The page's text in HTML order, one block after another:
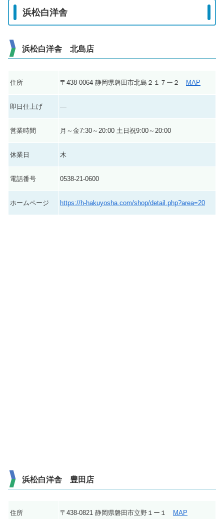
浜松白洋舎
浜松白洋舎 北島店
住所 〒438-0064 静岡県磐田市北島２１７ー２ MAP
即日仕上げ ―
営業時間 月～金7:30～20:00 土日祝9:00～20:00
休業日 木
電話番号 0538-21-0600
ホームページ https://h-hakuyosha.com/shop/detail.php?area=20
浜松白洋舎 豊田店
住所 〒438-0821 静岡県磐田市立野１ー１ MAP